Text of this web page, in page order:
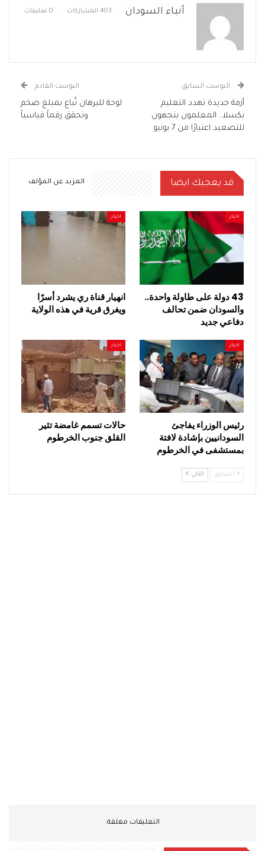
أنباء السودان 403 المشاركات 0 تعليقات
البوست السابق
أزمة جديدة تهدد التعليم
بكسلا.. المعلمون يتجهون
للتصعيد اعتبارًا من 7 يونيو
البوست القادم
لوحة للبرهان تُباع بمبلغ ضخم
وتحقق رقماً قياسياً
قد يعجبك ايضا المزيد عن المؤلف
اخبار
43 دولة على طاولة واحدة..
والسودان ضمن تحالف
دفاعي جديد
اخبار
انهيار قناة ري يشرد أسرًا
ويغرق قرية في هذه الولاية
اخبار
رئيس الوزراء يفاجئ
السودانيين بإشادة لافتة
بمستشفى في الخرطوم
اخبار
حالات تسمم غامضة تثير
القلق جنوب الخرطوم
السابق التالي
التعليقات مغلقة.